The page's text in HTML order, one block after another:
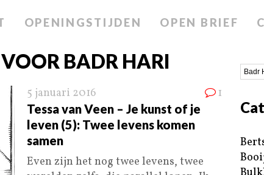
OPENINGSTIJDEN OPEN BRIEF
BADR HARI
5 januari 2016 1
Tessa van Veen – Je kunst of je
leven (5): Twee levens komen
samen
Even zijn het nog twee levens, twee